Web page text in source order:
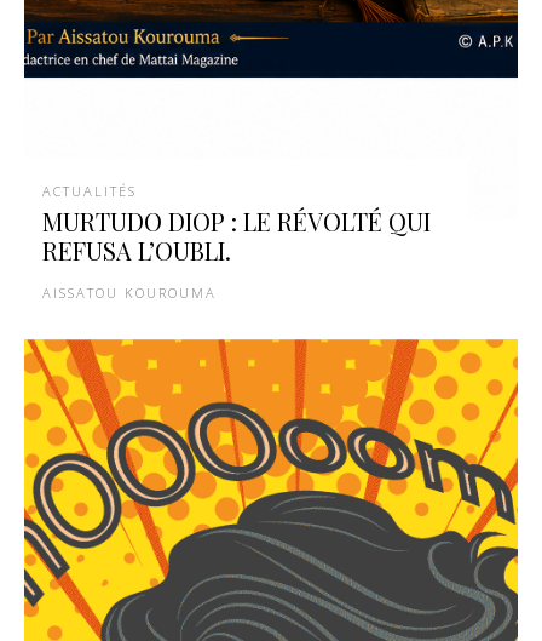
ACTUALITÉS
MURTUDO DIOP : LE RÉVOLTÉ QUI
REFUSA L’OUBLI.
AISSATOU KOUROUMA